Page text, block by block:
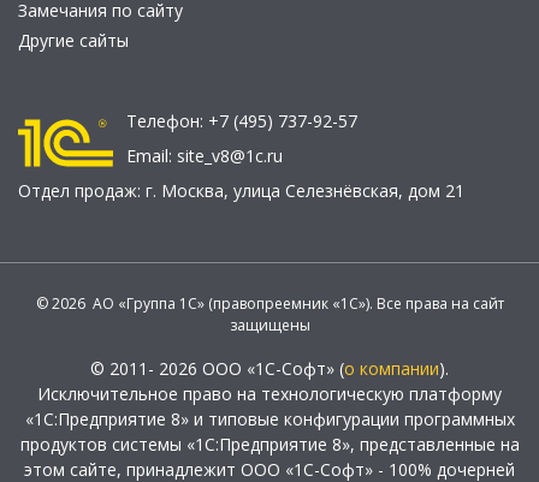
Замечания по сайту
Другие сайты
Телефон: +7 (495) 737-92-57
Email: site_v8@1c.ru
Отдел продаж: г. Москва, улица Селезнёвская, дом 21
© 2026 АО «Группа 1С» (правопреемник «1С»). Все права на сайт
защищены
© 2011- 2026 ООО «1С-Софт» (о компании).
Исключительное право на технологическую платформу
«1С:Предприятие 8» и типовые конфигурации программных
продуктов системы «1С:Предприятие 8», представленные на
этом сайте, принадлежит ООО «1С-Софт» - 100% дочерней